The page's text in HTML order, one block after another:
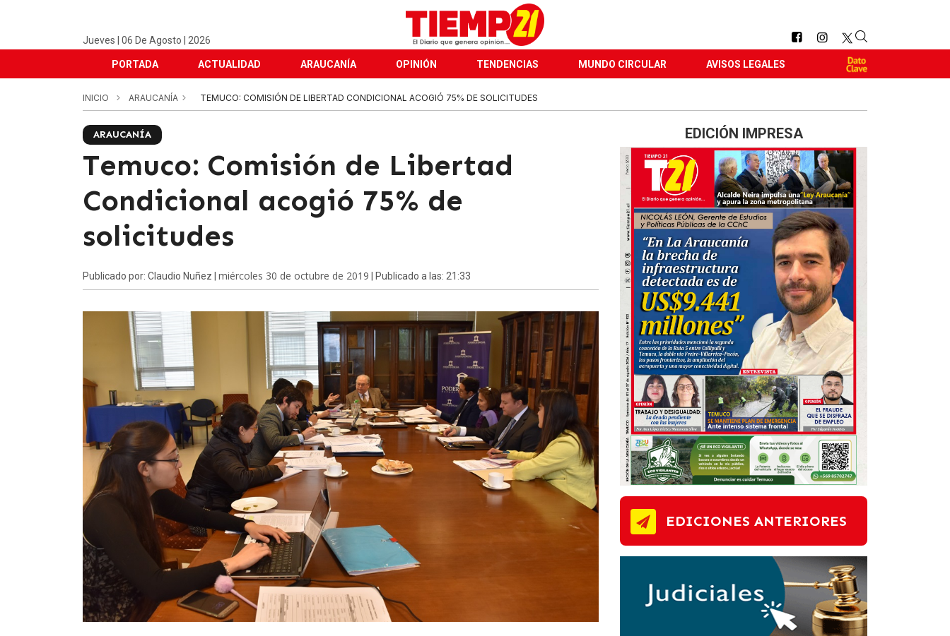
Jueves | 06 De Agosto | 2026
PORTADA ACTUALIDAD ARAUCANÍA OPINIÓN TENDENCIAS MUNDO CIRCULAR AVISOS LEGALES
INICIO ARAUCANÍA TEMUCO: COMISIÓN DE LIBERTAD CONDICIONAL ACOGIÓ 75% DE SOLICITUDES
ARAUCANÍA
Temuco: Comisión de Libertad
Condicional acogió 75% de
solicitudes
Publicado por: Claudio Nuñez | miércoles 30 de octubre de 2019 | Publicado a las: 21:33
EDICIÓN IMPRESA
EDICIONES ANTERIORES